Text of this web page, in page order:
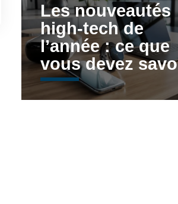
Les nouveautés
high-tech de
l’année : ce que
vous devez